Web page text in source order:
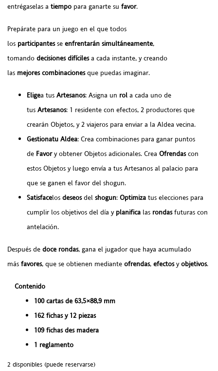
entrégaselas a tiempo para ganarte su favor.
Prepárate para un juego en el que todos
los participantesse enfrentarán simultáneamente,
tomando decisiones difícilesa cada instante, y creando
las mejores combinacionesque puedas imaginar.
Eligea tus Artesanos: Asigna un rol a cada uno de
tus Artesanos: 1 residente con efectos, 2 productores que
crearán Objetos, y 2 viajeros para enviar a la Aldea vecina.
Gestionatu Aldea: Crea combinaciones para ganar puntos
de Favory obtener Objetos adicionales. Crea Ofrendascon
estos Objetos y luego envía a tus Artesanos al palacio para
que se ganen el favor del shogun.
Satisfacelos deseosdel shogun: Optimiza tus elecciones para
cumplir los objetivos del día y planifica las rondasfuturas con
antelación.
Después de doce rondas, gana el jugador que haya acumulado
más favores, que se obtienen mediante ofrendas, efectosyobjetivos.
Contenido
100 cartas de 63,5×88,9 mm
162 fichas y 12 piezas
109 fichas des madera
1 reglamento
2 disponibles (puede reservarse)